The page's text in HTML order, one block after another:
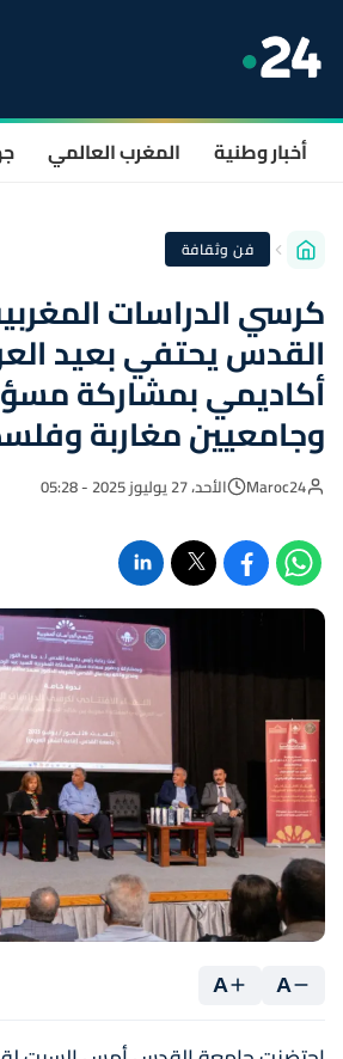
أخبار وطنية المغرب العالمي
فن وثقافة
كرسي الدراسات
القدس يحتفي بعيد
أكاديمي بمشاركة
وجامعيين مغاربة
Maroc24 الأحد، 27 يوليوز 2025 - 05:28
A
A